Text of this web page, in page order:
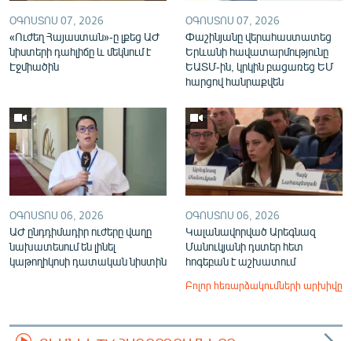
ՕԳՈՍՏՈՍ 07, 2026
«Ուժեղ Հայաստան»-ը լքեց ԱԺ
նիստերի դահլիճը և մեկնում է
Էջմիածին
ՕԳՈՍՏՈՍ 07, 2026
Փաշինյանը վերահաստատեց
Երևանի հավատարմությունը
ԵԱՏՄ-ին, կրկին բացառեց ԵՄ
հարցով հանրաքվեն
ՕԳՈՍՏՈՍ 06, 2026
ԱԺ ընդդիմադիր ուժերը վաղը
նախատեսում են լինել
կաթողիկոսի դատական նիստին
ՕԳՈՍՏՈՍ 06, 2026
Կալանավորված Արեգնազ
Մանուկյանի դստեր հետ
հոգեբան է աշխատում
Բոլոր հեռարձակումների արխիվը